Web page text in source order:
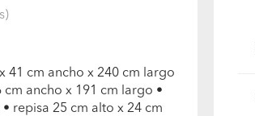
41 cm ancho x 240 cm largo
ancho x 191 cm largo •
repisa 25 cm alto x 24 cm